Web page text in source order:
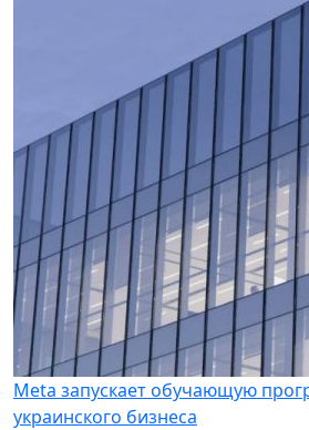
Meta запускает обучающую
украинского бизнеса